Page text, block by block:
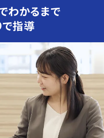
自分の力で解けるようにな
。
ス
うにあたって、日ごろからの
導します。
自にカリキュラムを作成し、
。
校
わかるまで
で指導